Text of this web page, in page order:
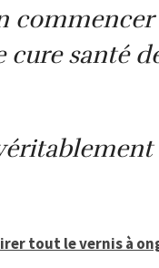
commencer
santé
tout le vernis à